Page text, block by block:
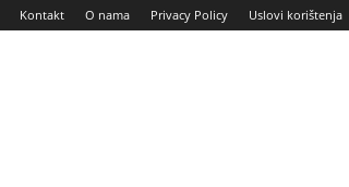
Kontakt O nama Privacy Policy Uslovi korištenja